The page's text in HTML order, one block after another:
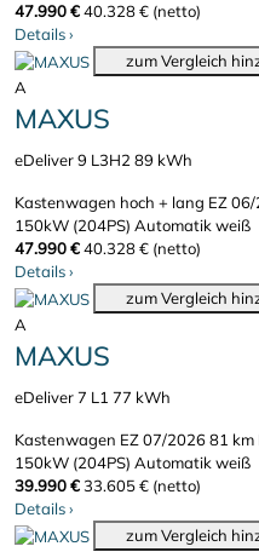
47.990 €40.328 € (netto)
Details›
zum Vergleich
A
MAXUS
eDeliver 9 L3H2 89 kWh
Kastenwagen hoch + lang EZ
150kW (204PS) Automatikweiß
47.990 €40.328 € (netto)
Details›
zum Vergleich
A
MAXUS
eDeliver 7 L1 77 kWh
Kastenwagen EZ 07/202681 km
150kW (204PS) Automatikweiß
39.990 €33.605 € (netto)
Details›
zum Vergleich